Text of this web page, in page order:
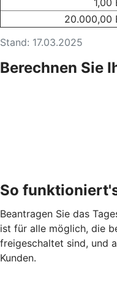
Stand: 17.03.2025
20.000,00
Berechnen Sie
So
Beantragen Sie das
ist für alle möglich, die
freigeschaltet sind, und
Kunden.